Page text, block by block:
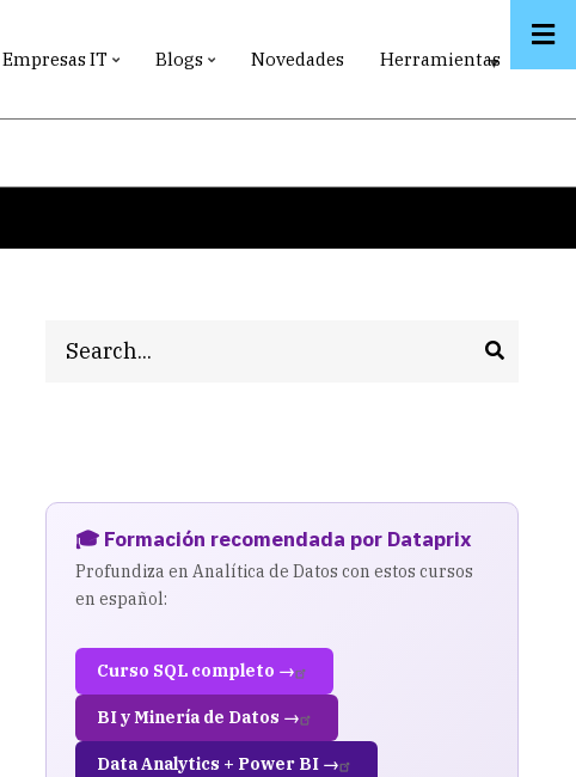
Empresas IT Blogs Novedades Herramientas
🎓 Formación recomendada por Dataprix
Profundiza en Analítica de Datos con estos cursos
en español:
Curso SQL completo →
BI y Minería de Datos →
Data Analytics + Power BI →